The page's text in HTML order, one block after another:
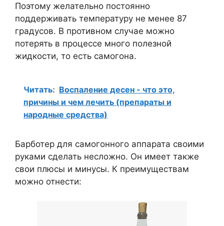
Поэтому желательно постоянно
поддерживать температуру не менее 87
градусов. В противном случае можно
потерять в процессе много полезной
жидкости, то есть самогона.
Читать: Воспаление десен - что это,
причины и чем лечить (препараты и
народные средства)
Барботер для самогонного аппарата своими
руками сделать несложно. Он имеет также
свои плюсы и минусы. К преимуществам
можно отнести: